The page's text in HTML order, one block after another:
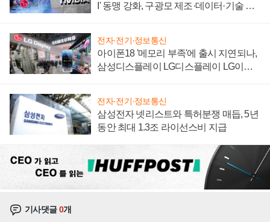
I' 동맹 강화, 구광모 제조·데이터·기술 결
전자·전기·정보통신
아이폰18 '메모리 부족'에 출시 지연되나,
삼성디스플레이 LG디스플레이 LG이노
전자·전기·정보통신
삼성전자 넷리스트와 특허분쟁 매듭, 5년
동안 최대 1.3조 라이선스비 지급
기사댓글0개